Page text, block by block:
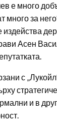
е много
много за
Асен
с
и в